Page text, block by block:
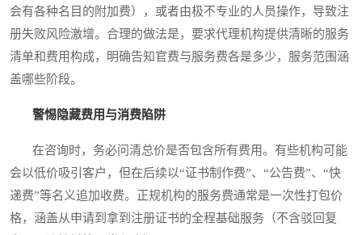
会有各种名目的附加费），或者由极不专业的人员操作，导致注
册失败风险激增。合理的做法是，要求代理机构提供清晰的服务
清单和费用构成，明确告知官费与服务费各是多少，服务范围涵
盖哪些阶段。
警惕隐藏费用与消费陷阱
在咨询时，务必问清总价是否包含所有费用。有些机构可能
会以低价吸引客户，但在后续以“证书制作费”、“公告费”、“快
递费”等名义追加收费。正规机构的服务费通常是一次性打包价
格，涵盖从申请到拿到注册证书的全程基础服务（不含驳回复